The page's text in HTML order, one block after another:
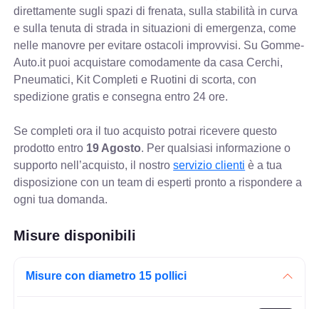
direttamente sugli spazi di frenata, sulla stabilità in curva
e sulla tenuta di strada in situazioni di emergenza, come
nelle manovre per evitare ostacoli improvvisi. Su Gomme-
Auto.it puoi acquistare comodamente da casa Cerchi,
Pneumatici, Kit Completi e Ruotini di scorta, con
spedizione gratis e consegna entro 24 ore.
Se completi ora il tuo acquisto potrai ricevere questo
prodotto entro 19 Agosto. Per qualsiasi informazione o
supporto nell’acquisto, il nostroservizio clienti è a tua
disposizione con un team di esperti pronto a rispondere a
ogni tua domanda.
Misure disponibili
Misure con diametro 15 pollici